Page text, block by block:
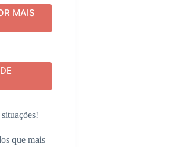
MAIS
que mais